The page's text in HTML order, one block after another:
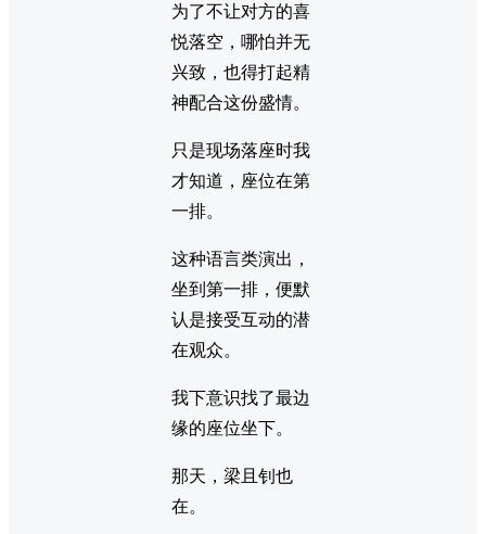
为了不让对方的喜
悦落空，哪怕并无
兴致，也得打起精
神配合这份盛情。
只是现场落座时我
才知道，座位在第
一排。
这种语言类演出，
坐到第一排，便默
认是接受互动的潜
在观众。
我下意识找了最边
缘的座位坐下。
那天，梁且钊也
在。